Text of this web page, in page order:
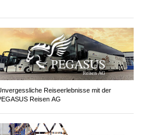
Reiseerlebnisse mit der
Reisen AG